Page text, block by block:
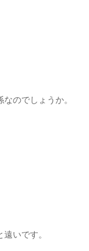
のでしょうか。
いです。